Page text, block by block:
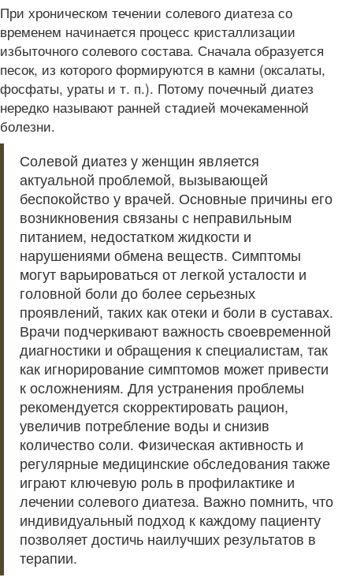
При хроническом течении солевого диатеза со
временем начинается процесс кристаллизации
избыточного солевого состава. Сначала образуется
песок, из которого формируются в камни (оксалаты,
фосфаты, ураты и т. п.). Потому почечный диатез
нередко называют ранней стадией мочекаменной
болезни.
Солевой диатез у женщин является
актуальной проблемой, вызывающей
беспокойство у врачей. Основные причины его
возникновения связаны с неправильным
питанием, недостатком жидкости и
нарушениями обмена веществ. Симптомы
могут варьироваться от легкой усталости и
головной боли до более серьезных
проявлений, таких как отеки и боли в суставах.
Врачи подчеркивают важность своевременной
диагностики и обращения к специалистам, так
как игнорирование симптомов может привести
к осложнениям. Для устранения проблемы
рекомендуется скорректировать рацион,
увеличив потребление воды и снизив
количество соли. Физическая активность и
регулярные медицинские обследования также
играют ключевую роль в профилактике и
лечении солевого диатеза. Важно помнить, что
индивидуальный подход к каждому пациенту
позволяет достичь наилучших результатов в
терапии.